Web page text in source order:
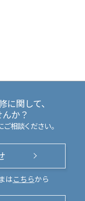
に関して、
か？
相談ください。
は こちらから